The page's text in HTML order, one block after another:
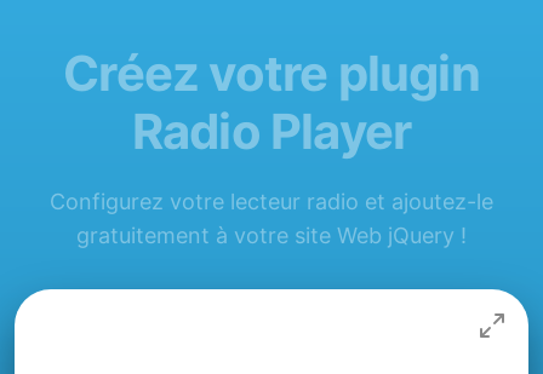
Créez votre plugin
Radio Player
Configurez votre lecteur radio et ajoutez-le
gratuitement à votre site Web jQuery !